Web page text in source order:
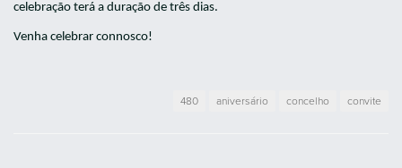
celebração terá a duração de três dias.
Venha celebrar connosco!
480 aniversário concelho convite